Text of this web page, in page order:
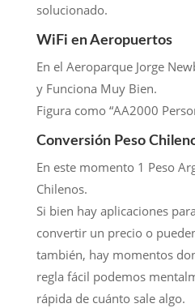
solucionado.
WiFi en Aeropuertos
En el Aeroparque Jorge
y Funciona Muy Bien.
Figura como “AA2000
Conversión Peso
En este momento 1 Peso
Chilenos.
Si bien hay aplicaciones
convertir un precio o
también, hay momentos
regla fácil podemos
rápida de cuánto sale algo.